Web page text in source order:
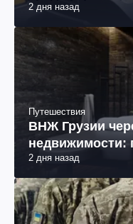
2 дня назад
Путешествия
ВНЖ Грузии
недвижимости:
2 дня назад